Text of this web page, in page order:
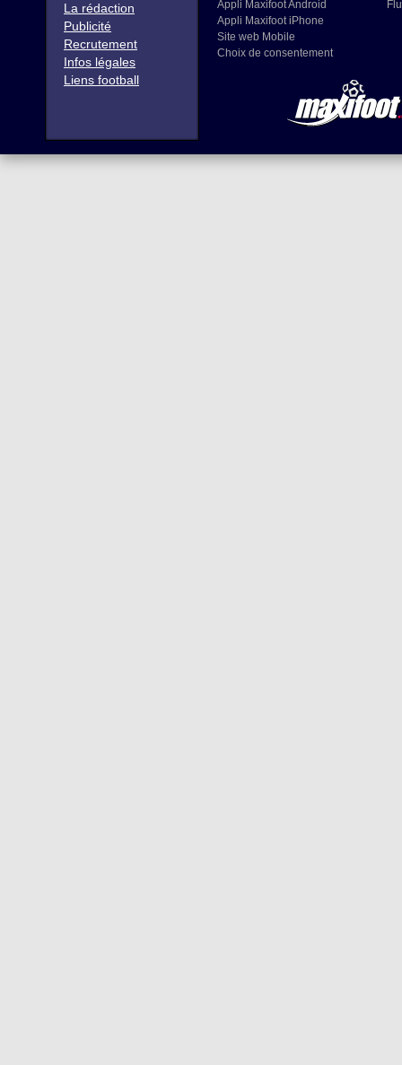
La rédaction
Publicité
Recrutement
Infos légales
Liens football
Appli Maxifoot Android
Appli Maxifoot iPhone
Site web Mobile
Choix de consentement